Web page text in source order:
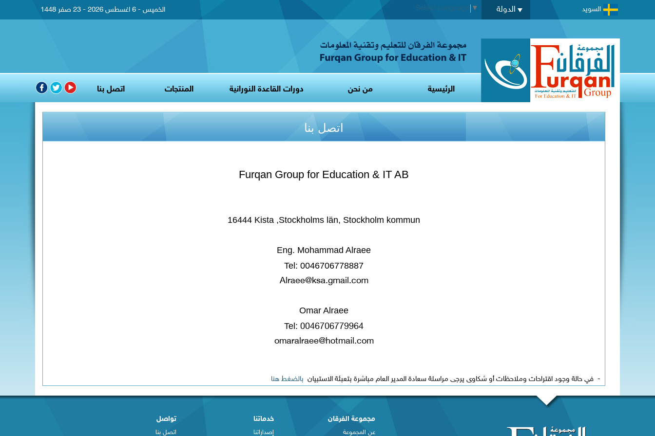
الخميس - 6 اغسطس 2026 - 23 صفر 1448 Select Language ▼ الدولة السويد
اتصل بنا المنتجات دورات القاعدة النورانية من نحن الرئيسية
اتصل بنا
Furqan Group for Education & IT AB
16444 Kista ,Stockholms län, Stockholm kommun
Eng. Mohammad Alraee
Tel: 0046706778887
Alraee@ksa.gmail.com
Omar Alraee
Tel: 0046706779964
omaralraee@hotmail.com
- في حالة وجود اقتراحات وملاحظات أو شكاوى يرجى مراسلة سعادة المدير العام مباشرة بتعبئة الاستبيان بالضغط هنا
تواصل
اتصل بنا
خدماتنا
إصداراتنا
مجموعة الفرقان
عن المجموعة